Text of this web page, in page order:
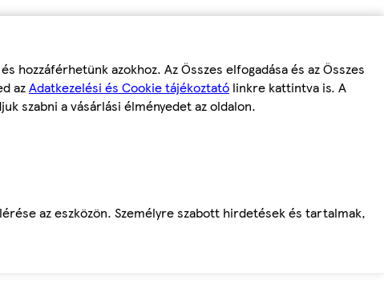
hozzáférhetünk azokhoz. Az Összes elfogadása és az Összes
azAdatkezelési és Cookie tájékoztató linkre kattintva is. A
szabni a vásárlási élményedet az oldalon.
az eszközön. Személyre szabott hirdetések és tartalmak,